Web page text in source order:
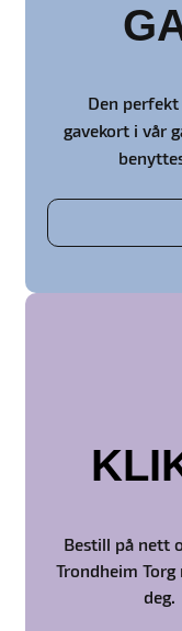
Den perfekt
gavekort i vår
Bestill på nett
Trondheim
deg.